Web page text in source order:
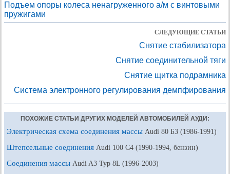
Подъем опоры колеса ненагруженного а/м с винтовыми
пружигами
СЛЕДУЮЩИЕ СТАТЬИ
Снятие стабилизатора
Снятие соединительной тяги
Снятие щитка подрамника
Система электронного регулирования демпфирования
ПОХОЖИЕ СТАТЬИ ДРУГИХ МОДЕЛЕЙ АВТОМОБИЛЕЙ АУДИ:
Электрическая схема соединения массы Audi 80 Б3 (1986-1991)
Штепсельные соединения Audi 100 С4 (1990-1994, бензин)
Соединения массы Audi A3 Typ 8L (1996-2003)